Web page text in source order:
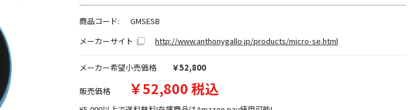
商品コード:
GMSESB
メーカーサイト
http://www.anthonygallo.jp/products/micro-se.html
メーカー希望小売価格 ￥52,800
販売価格 ￥52,800 税込